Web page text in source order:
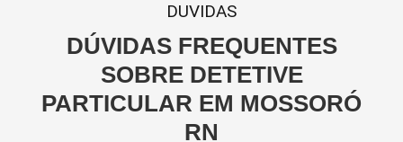
DUVIDAS
DÚVIDAS FREQUENTES
SOBRE DETETIVE
PARTICULAR EM MOSSORÓ
RN